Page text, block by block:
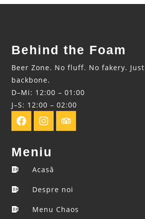
Behind the Foam
Beer Zone. No fluff. No fakery.
backbone.
D–Mi: 12:00 – 01:00
J–S: 12:00 – 02:00
Meniu
Acasă
Despre noi
Menu Chaos